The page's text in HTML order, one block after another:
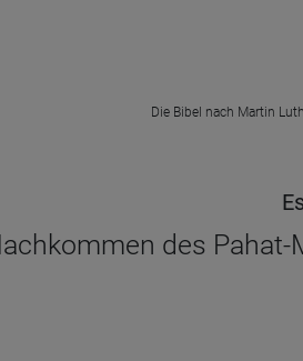
Die Bibel nach Martin
des